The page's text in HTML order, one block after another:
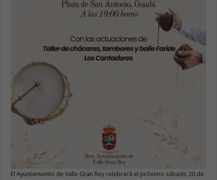
El Ayuntamiento de Valle Gran Rey celebrará el próximo sábado 20 de